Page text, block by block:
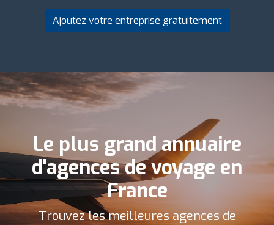
Ajoutez votre entreprise gratuitement
Le plus grand annuaire
d'agences de voyage en
France
Trouvez les meilleures agences de